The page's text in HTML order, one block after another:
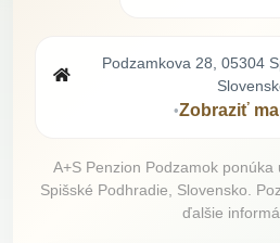
Podzamkova 28, 05304
•Zobraziť
A+S Penzion Podzamok ponúka
Spišské Podhradie, Slovensko.
ďalšie